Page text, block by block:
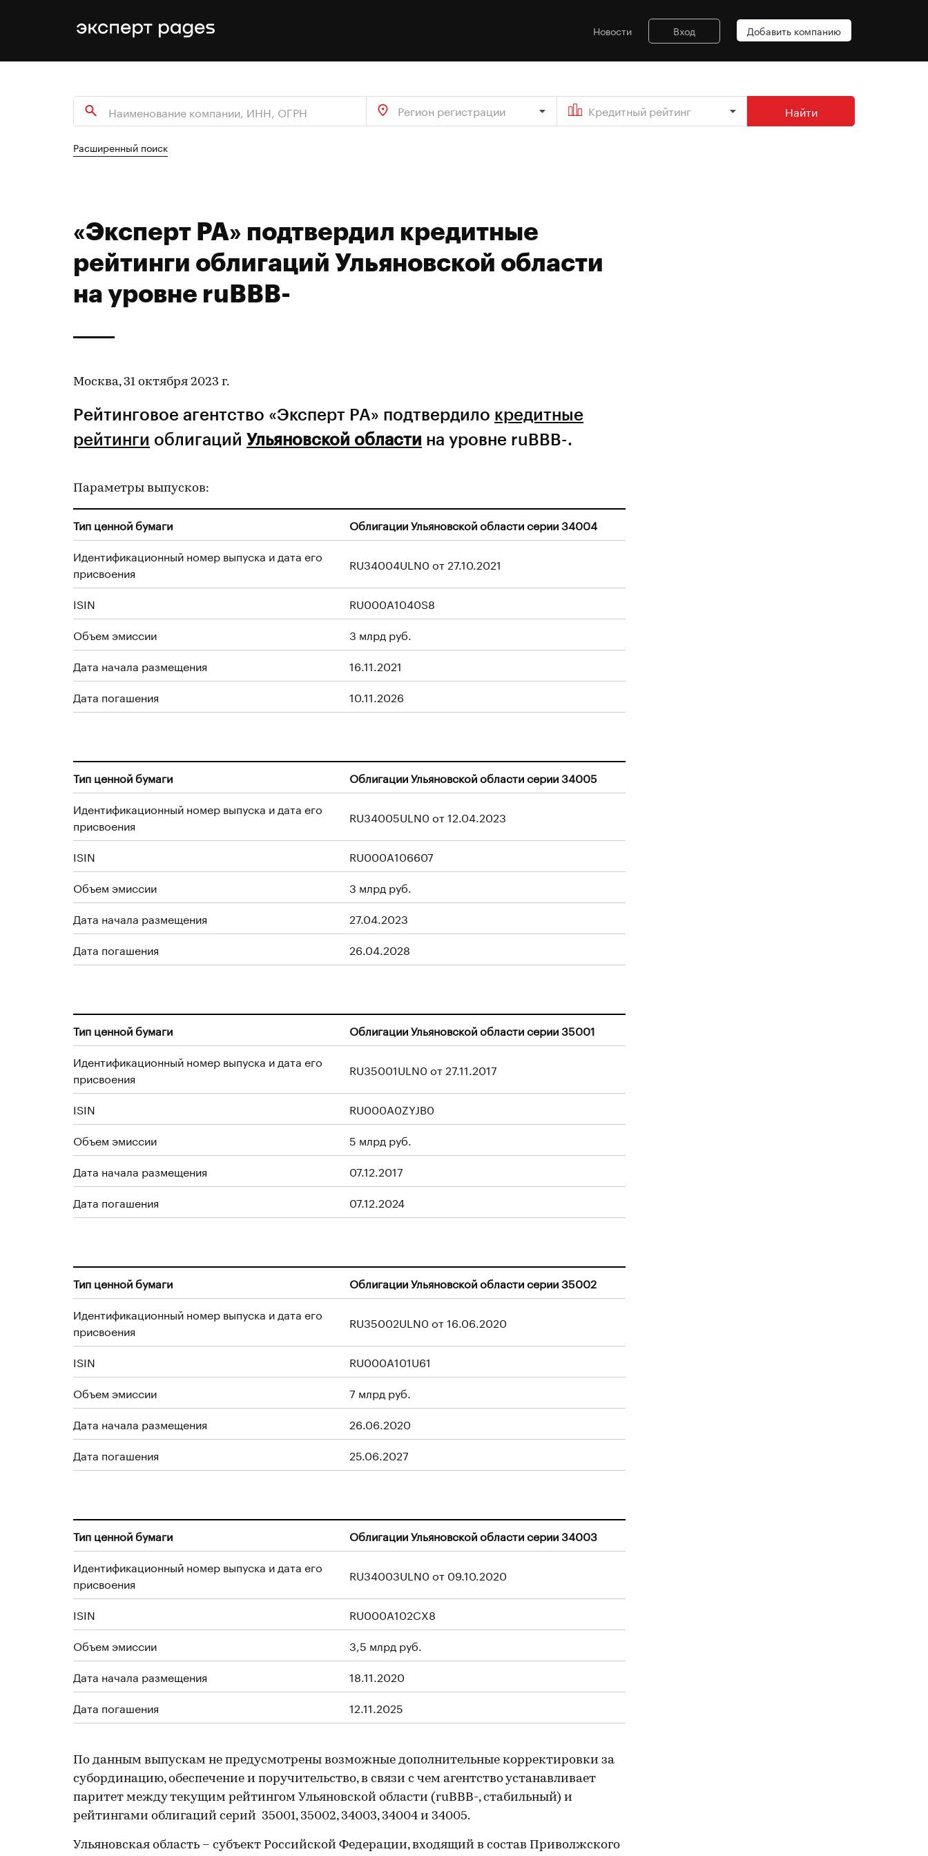
Новости Вход Добавить компанию
Регион регистрации Кредитный рейтинг Найти
Расширенный поиск
«Эксперт РА» подтвердил кредитные
рейтинги облигаций Ульяновской области
на уровне ruBBB-
Москва, 31 октября 2023 г.
Рейтинговое агентство «Эксперт РА» подтвердило кредитные
рейтинги облигаций Ульяновской области на уровне ruBBB-.
Параметры выпусков:
Тип ценной бумаги
Облигации Ульяновской области серии 34004
Идентификационный номер выпуска и дата его
присвоения
RU34004ULN0 от 27.10.2021
ISIN
RU000A1040S8
Объем эмиссии
3 млрд руб.
Дата начала размещения
16.11.2021
Дата погашения
10.11.2026
Тип ценной бумаги
Облигации Ульяновской области серии 34005
Идентификационный номер выпуска и дата его
присвоения
RU34005ULN0 от 12.04.2023
ISIN
RU000A106607
Объем эмиссии
3 млрд руб.
Дата начала размещения
27.04.2023
Дата погашения
26.04.2028
Тип ценной бумаги
Облигации Ульяновской области серии 35001
Идентификационный номер выпуска и дата его
присвоения
RU35001ULN0 от 27.11.2017
ISIN
RU000A0ZYJB0
Объем эмиссии
5 млрд руб.
Дата начала размещения
07.12.2017
Дата погашения
07.12.2024
Тип ценной бумаги
Облигации Ульяновской области серии 35002
Идентификационный номер выпуска и дата его
присвоения
RU35002ULN0 от 16.06.2020
ISIN
RU000A101U61
Объем эмиссии
7 млрд руб.
Дата начала размещения
26.06.2020
Дата погашения
25.06.2027
Тип ценной бумаги
Облигации Ульяновской области серии 34003
Идентификационный номер выпуска и дата его
присвоения
RU34003ULN0 от 09.10.2020
ISIN
RU000A102CX8
Объем эмиссии
3,5 млрд руб.
Дата начала размещения
18.11.2020
Дата погашения
12.11.2025
По данным выпускам не предусмотрены возможные дополнительные корректировки за
субординацию, обеспечение и поручительство, в связи с чем агентство устанавливает
паритет между текущим рейтингом Ульяновской области (ruBBB-, стабильный) и
рейтингами облигаций серий 35001, 35002, 34003, 34004 и 34005.
Ульяновская область – субъект Российской Федерации, входящий в состав Приволжского